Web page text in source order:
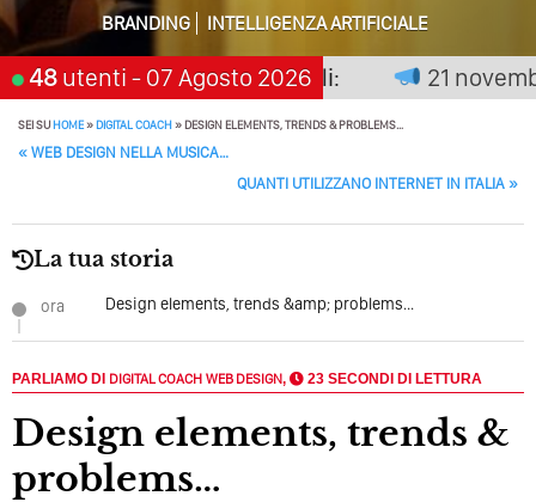
Perché Pubblicare Non Basta Più? Contenuti Di Valore O
Perché Non Guadagni Sui Social Media? Probabilmente
Tutto Peggiorerà
Quali Sono Gli Errori Della Comunicazione Politica? Il
Caso Delle Braccia Incrociate
L’Accademia Del Wedding
BRANDING
INTELLIGENZA ARTIFICIALE
48 utenti - 07 Agosto 2026
premia chi aspetta, scegli: 21 novembre
SEI SUHOME»DIGITAL COACH»DESIGN ELEMENTS, TRENDS & PROBLEMS…
POST NAVIGATION
« WEB DESIGN NELLA MUSICA…
QUANTI UTILIZZANO INTERNET IN ITALIA »
La tua storia
ora Design elements, trends &amp; problems...
PARLIAMO DI DIGITAL COACH WEB DESIGN, 23 SECONDI DI LETTURA
Design elements, trends &
problems…